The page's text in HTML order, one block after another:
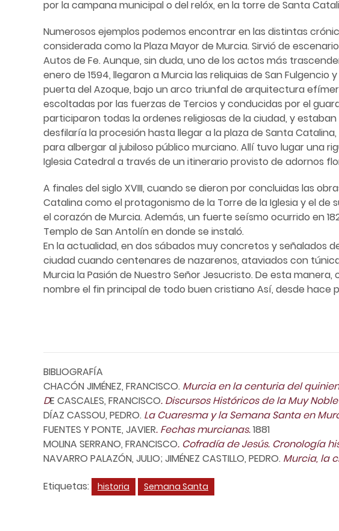
por la campana municipal o del relóx, en la torre de Santa
Numerosos ejemplos podemos encontrar en las distintas
considerada como la Plaza Mayor de Murcia. Sirvió de
Autos de Fe. Aunque, sin duda, uno de los actos más
enero de 1594, llegaron a Murcia las reliquias de San
puerta del Azoque, bajo un arco triunfal de arquitectura
escoltadas por las fuerzas de Tercios y conducidas por el
participaron todas la ordenes religiosas de la ciudad, y
desfilaría la procesión hasta llegar a la plaza de Santa
para albergar al jubiloso público murciano. Allí tuvo lugar una
Iglesia Catedral a través de un itinerario provisto de adornos
A finales del siglo XVIII, cuando se dieron por concluidas las
Catalina como el protagonismo de la Torre de la Iglesia y el
el corazón de Murcia. Además, un fuerte seísmo ocurrido en
Templo de San Antolín en donde se instaló.
En la actualidad, en dos sábados muy concretos y señalados
ciudad cuando centenares de nazarenos, ataviados con
Murcia la Pasión de Nuestro Señor Jesucristo. De esta
nombre el fin principal de todo buen cristiano Así, desde hace
BIBLIOGRAFÍA
CHACÓN JIMÉNEZ, FRANCISCO. Murcia en la centuria del
DE CASCALES, FRANCISCO. Discursos Históricos de la Muy
DÍAZ CASSOU, PEDRO. La Cuaresma y la Semana Santa en
FUENTES Y PONTE, JAVIER. Fechas murcianas.1881
MOLINA SERRANO, FRANCISCO. Cofradía de Jesús. Cronología
NAVARRO PALAZÓN, JULIO; JIMÉNEZ CASTILLO, PEDRO. Murcia, la
Etiquetas:
historia Semana Santa